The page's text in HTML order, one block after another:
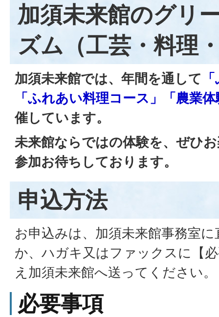
加須未来館のグリ
ズム（工芸・料理
加須未来館では、年間を通して
「ふれあい料理コース」「農業
催しています。
未来館ならではの体験を、ぜひ
参加お待ちしております。
申込方法
お申込みは、加須未来館事務室
か、ハガキ又はファックスに【
え加須未来館へ送ってください。
必要事項